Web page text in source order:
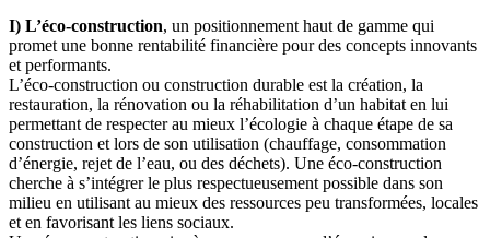
I) L’éco-construction, un positionnement haut de gamme qui
promet une bonne rentabilité financière pour des concepts innovants
et performants.
L’éco-construction ou construction durable est la création, la
restauration, la rénovation ou la réhabilitation d’un habitat en lui
permettant de respecter au mieux l’écologie à chaque étape de sa
construction et lors de son utilisation (chauffage, consommation
d’énergie, rejet de l’eau, ou des déchets). Une éco-construction
cherche à s’intégrer le plus respectueusement possible dans son
milieu en utilisant au mieux des ressources peu transformées, locales
et en favorisant les liens sociaux.